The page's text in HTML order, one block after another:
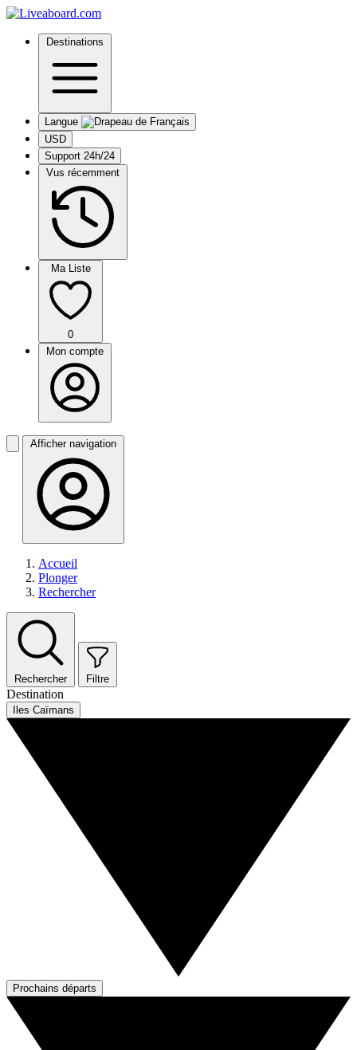
Destinations
Langue
USD
Support 24h/24
Vus récemment
Ma Liste
0
Mon compte
Afficher navigation
Accueil
Plonger
Rechercher
Rechercher Filtre
Destination
Iles Caïmans
Prochains départs